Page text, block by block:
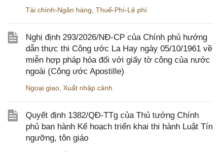
Tài chính-Ngân hàng Thuế-Phí-Lệ phí
Nghị định 293/2026/NĐ-CP của Chính phủ hướng
dẫn thực thi Công ước La Hay ngày 05/10/1961 về
miễn hợp pháp hóa đối với giấy tờ công của nước
ngoài (Công ước Apostille)
Ngoại giao Xuất nhập cảnh
Quyết định 1382/QĐ-TTg của Thủ tướng Chính
phủ ban hành Kế hoạch triển khai thi hành Luật Tín
ngưỡng, tôn giáo